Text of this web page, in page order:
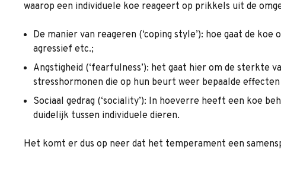
waarop een individuele koe reageert op prikkels uit de
De manier van reageren (‘coping style’): hoe gaat de
agressief etc.;
Angstigheid (‘fearfulness’): het gaat hier om de sterkte
stresshormonen die op hun beurt weer bepaalde
Sociaal gedrag (‘sociality’): In hoeverre heeft een koe
duidelijk tussen individuele dieren.
Het komt er dus op neer dat het temperament een